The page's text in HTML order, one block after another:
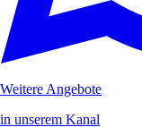
Weitere Angebote
in unserem Kanal